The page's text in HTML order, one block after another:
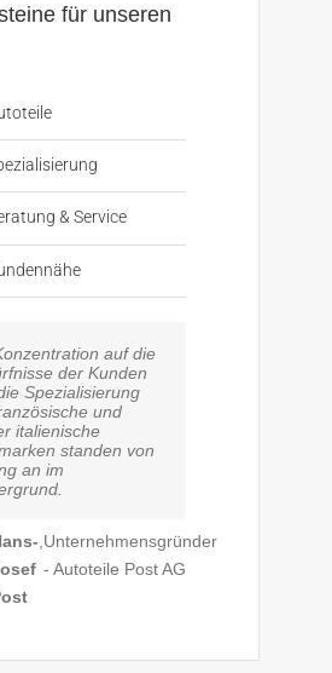
für unseren
& Service
auf die
der Kunden
Spezialisierung
und
italienische
standen von
an im
Unternehmensgründer
- Autoteile Post AG